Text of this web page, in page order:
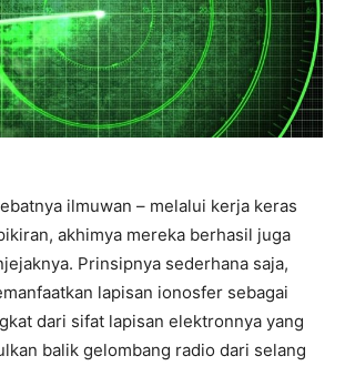
ilmuwan – melalui kerja keras
akhimya mereka berhasil juga
Prinsipnya sederhana saja,
lapisan ionosfer sebagai
dari sifat lapisan elektronnya yang
balik gelombang radio dari selang